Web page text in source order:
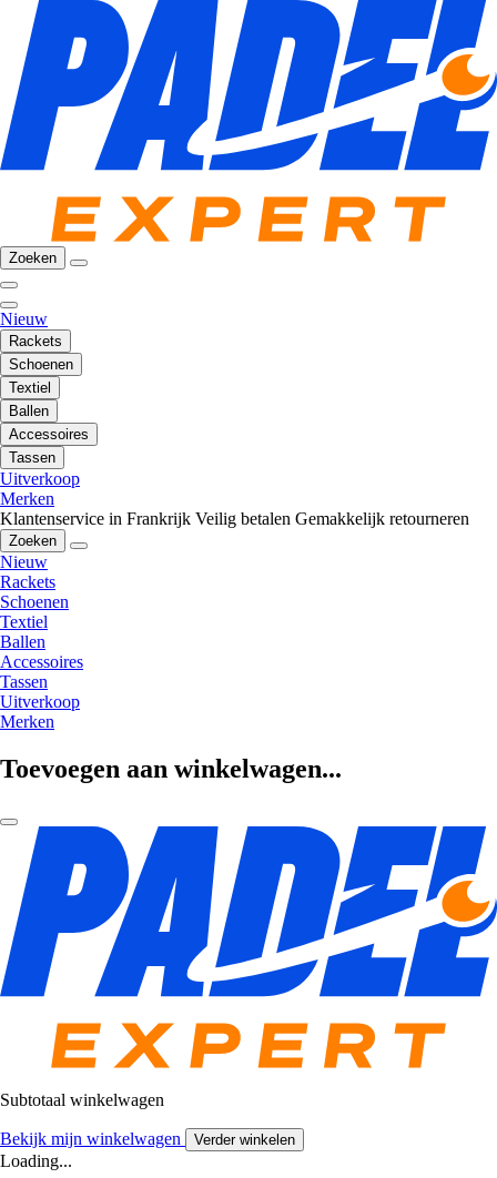
Zoeken
Nieuw
Rackets
Schoenen
Textiel
Ballen
Accessoires
Tassen
Uitverkoop
Merken
Klantenservice in Frankrijk Veilig betalen Gemakkelijk retourneren
Zoeken
Nieuw
Rackets
Schoenen
Textiel
Ballen
Accessoires
Tassen
Uitverkoop
Merken
Toevoegen aan winkelwagen...
Subtotaal winkelwagen
Bekijk mijn winkelwagen Verder winkelen
Loading...